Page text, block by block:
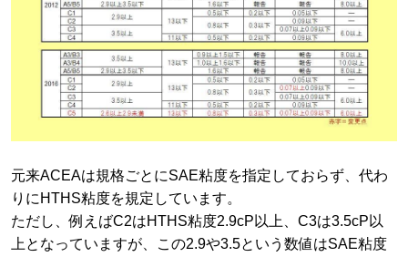
元来ACEAは規格ごとにSAE粘度を指定しておらず、代わ
りにHTHS粘度を規定しています。
ただし、例えばC2はHTHS粘度2.9cP以上、C3は3.5cP以
上となっていますが、この2.9や3.5という数値はSAE粘度